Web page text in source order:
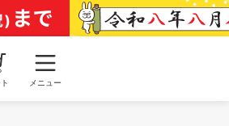
メニュー